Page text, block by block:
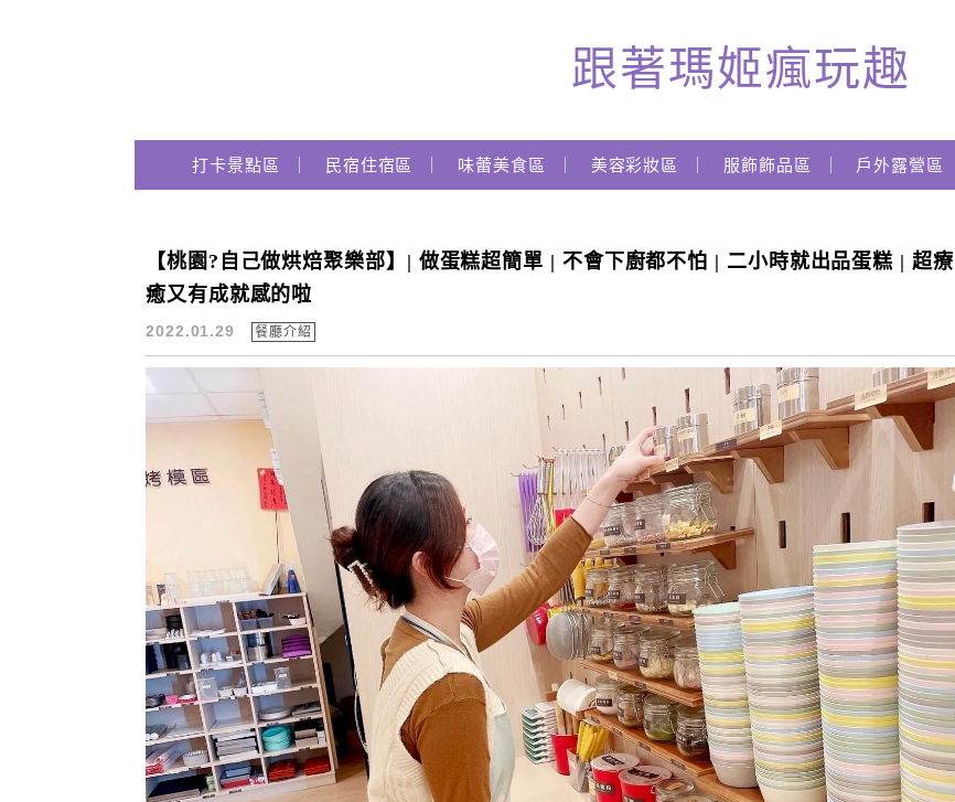
跟著瑪姬瘋玩趣
跟著瑪姬瘋玩趣
Main Menu
打卡景點區 民宿住宿區 味蕾美食區 美容彩妝區 服飾飾品區 戶外露營區
桃園diy蛋糕
【桃園?自己做烘焙聚樂部】| 做蛋糕超簡單 | 不會下廚都不怕 | 二小時就出品蛋糕 | 超療
癒又有成就感的啦
2022.01.29 餐廳介紹